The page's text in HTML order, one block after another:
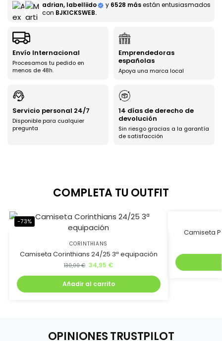
adrian, labelliido y 6528 másestán entusiasmados
con BJKICKSWEB.
Envío Internacional
Procesamos tu pedido en
menos de 48h.
Emprendedoras
españolas
Apoya una marca local
Servicio personal 24/7
Disponible para cualquier
pregunta
14 días de derecho de
devolución
Sin riesgo gracias a la garantía
de satisfacción
COMPLETA TU OUTFIT
-73%
CORINTHIANS
Camiseta Corinthians 24/25 3ª equipación
130,00€ 34,95 €
Añadir al carrito
Camiseta
OPINIONES TRUSTPILOT